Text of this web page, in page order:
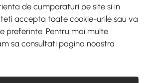
clienti@aosom.ro
2, Str. Barbu Paris Mumuleanu, Nr. 30-
CUI: 49266464
de cumparaturi pe site si in
accepta toate cookie-urile sau va
preferinte. Pentru mai multe
sa consultati pagina noastra